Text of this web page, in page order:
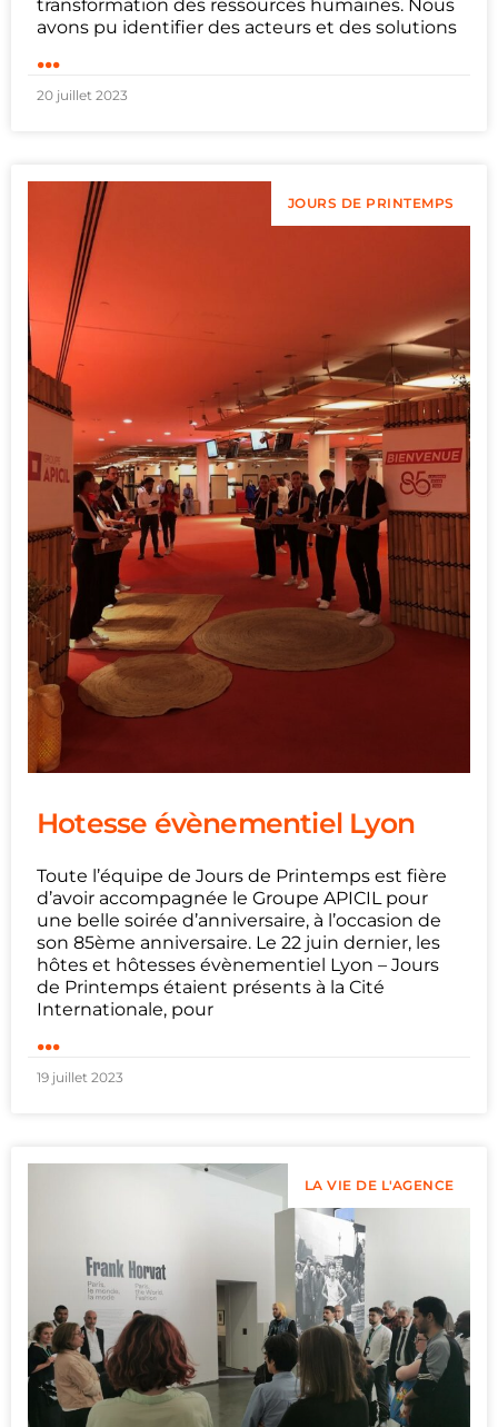
transformation des ressources humaines. Nous
avons pu identifier des acteurs et des solutions
...
20 juillet 2023
JOURS DE PRINTEMPS
Hotesse évènementiel Lyon
Toute l’équipe de Jours de Printemps est fière
d’avoir accompagnée le Groupe APICIL pour
une belle soirée d’anniversaire, à l’occasion de
son 85ème anniversaire. Le 22 juin dernier, les
hôtes et hôtesses évènementiel Lyon – Jours
de Printemps étaient présents à la Cité
Internationale, pour
...
19 juillet 2023
LA VIE DE L'AGENCE